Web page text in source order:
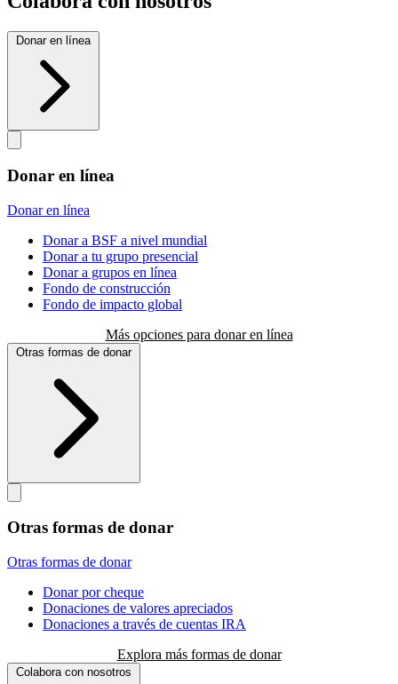
Donar en línea
Donar en línea
Donar en línea
Donar a BSF a nivel mundial
Donar a tu grupo presencial
Donar a grupos en línea
Fondo de construcción
Fondo de impacto global
Más opciones para donar en línea
Otras formas de donar
Otras formas de donar
Otras formas de donar
Donar por cheque
Donaciones de valores apreciados
Donaciones a través de cuentas IRA
Explora más formas de donar
Colabora con nosotros